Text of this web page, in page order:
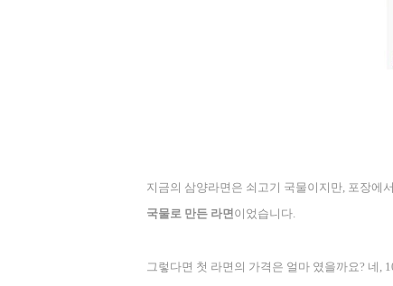
지금의 삼양라면은 쇠고기 국물이지만, 포장에
국물로 만든 라면이었습니다.
그렇다면 첫 라면의 가격은 얼마 였을까요? 네 ,